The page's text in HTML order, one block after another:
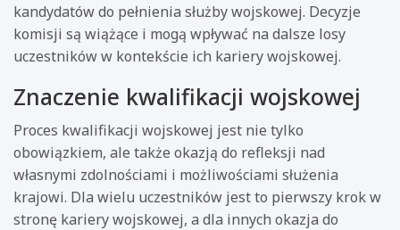
kandydatów do pełnienia służby wojskowej. Decyzje
komisji są wiążące i mogą wpływać na dalsze losy
uczestników w kontekście ich kariery wojskowej.
Znaczenie kwalifikacji wojskowej
Proces kwalifikacji wojskowej jest nie tylko
obowiązkiem, ale także okazją do refleksji nad
własnymi zdolnościami i możliwościami służenia
krajowi. Dla wielu uczestników jest to pierwszy krok w
stronę kariery wojskowej, a dla innych okazja do